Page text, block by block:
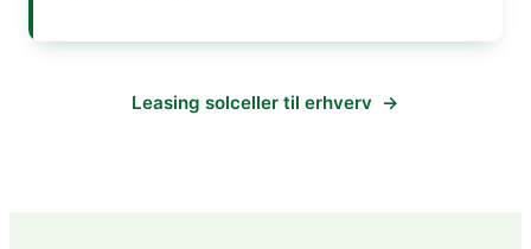
Leasing solceller til erhverv